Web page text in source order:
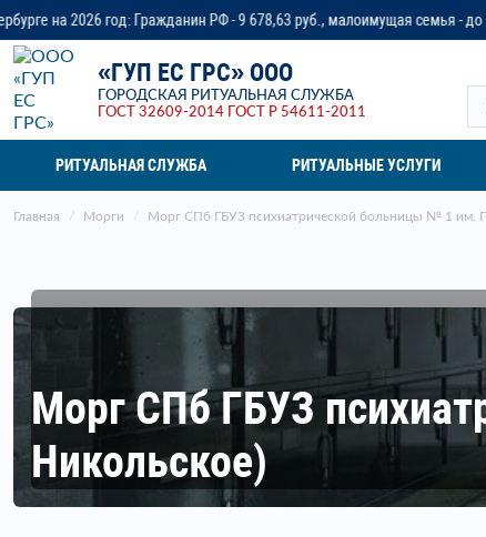
РФ - 9 678,63 руб., малоимущая семья - до 14 218,37 руб.,
«ГУП ЕС ГРС» ООО
ГОРОДСКАЯ РИТУАЛЬНАЯ СЛУЖБА
ГОСТ 32609-2014
ГОСТ Р 54611-2011
РИТУАЛЬНАЯ СЛУЖБА РИТУАЛЬНЫЕ УСЛУГИ
Главная Морги Морг СПб ГБУЗ психиатрической больницы № 1 им.
Морг СПб ГБУЗ
Никольское)